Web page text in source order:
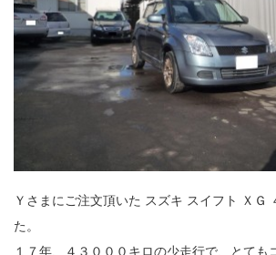
Ｙさまにご注文頂いた スズキ スイフト ＸＧ
た。
１７年、４３０００キロの少走行で、とても